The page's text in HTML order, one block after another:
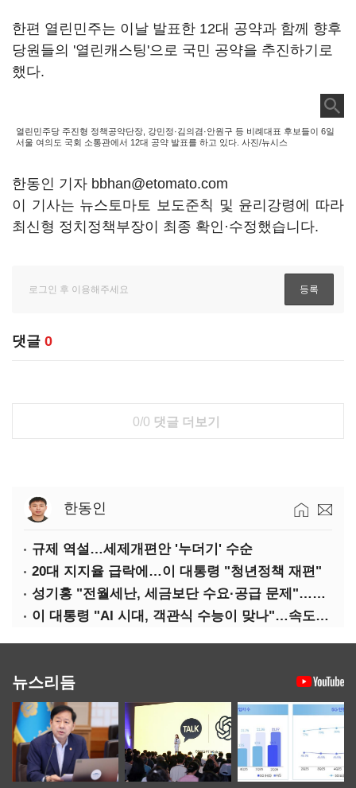
한편 열린민주는 이날 발표한 12대 공약과 함께 향후
당원들의 '열린캐스팅'으로 국민 공약을 추진하기로
했다.
열린민주당 주진형 정책공약단장, 강민정·김의겸·안원구 등 비례대표 후보들이 6일
서울 여의도 국회 소통관에서 12대 공약 발표를 하고 있다. 사진/뉴시스
한동인 기자 bbhan@etomato.com
이 기사는 뉴스토마토 보도준칙 및 윤리강령에 따라
최신형 정치정책부장이 최종 확인·수정했습니다.
댓글 0
0/0 댓글 더보기
한동인
규제 역설…세제개편안 '누더기' 수순
20대 지지율 급락에…이 대통령 "청년정책 재편"
성기홍 "전월세난, 세금보단 수요·공급 문제"…닥공 시사
이 대통령 "AI 시대, 객관식 수능이 맞나"…속도전 '경계'
뉴스리듬